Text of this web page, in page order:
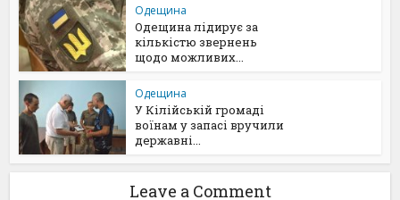
Одещина
Одещина лідирує за
кількістю звернень
щодо можливих...
Одещина
У Кілійській громаді
воїнам у запасі вручили
державні...
Leave a Comment